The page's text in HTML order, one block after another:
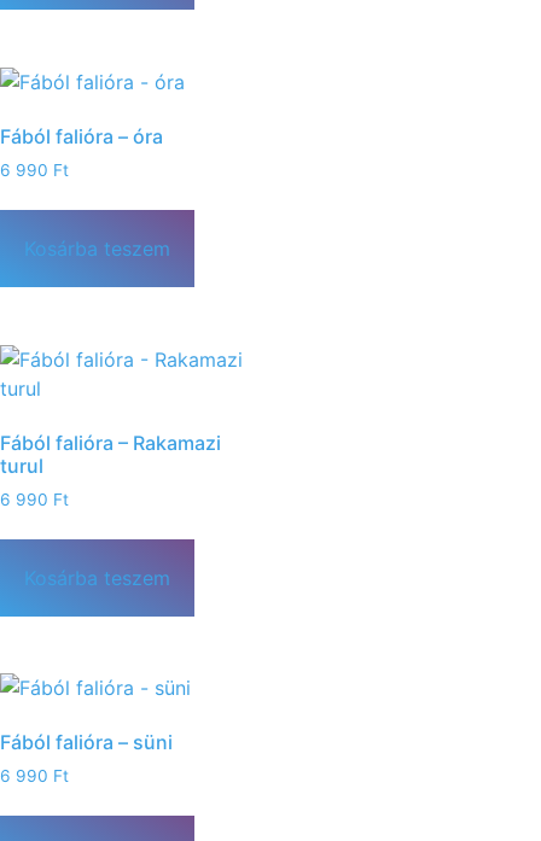
Fából falióra – óra
6 990 Ft
Kosárba teszem
Fából falióra – Rakamazi
turul
6 990 Ft
Kosárba teszem
Fából falióra – süni
6 990 Ft